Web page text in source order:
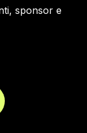
sponsor e